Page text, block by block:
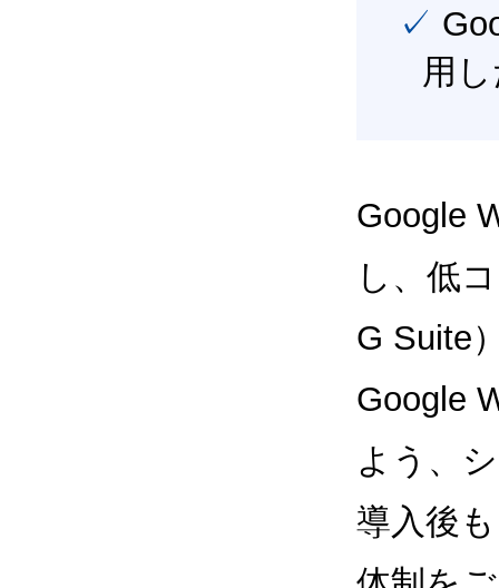
✓ Google Workspace（旧G Suite） を最大限に活
用
Google
し、低
G Suite
Google
よう、
導入後